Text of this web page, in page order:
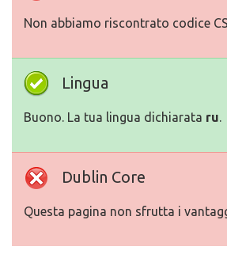
Non abbiamo riscontrato codice
Lingua
Buono. La tua lingua dichiarata ru.
Dublin Core
Questa pagina non sfrutta i